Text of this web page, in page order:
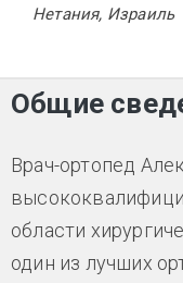
Нетания, Израиль
Общие
Врач-ортопед
области
один из лучших